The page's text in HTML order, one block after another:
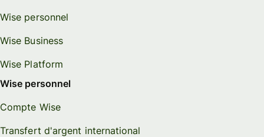
Wise personnel
Wise Business
Wise Platform
Wise personnel
Compte Wise
Transfert d'argent international